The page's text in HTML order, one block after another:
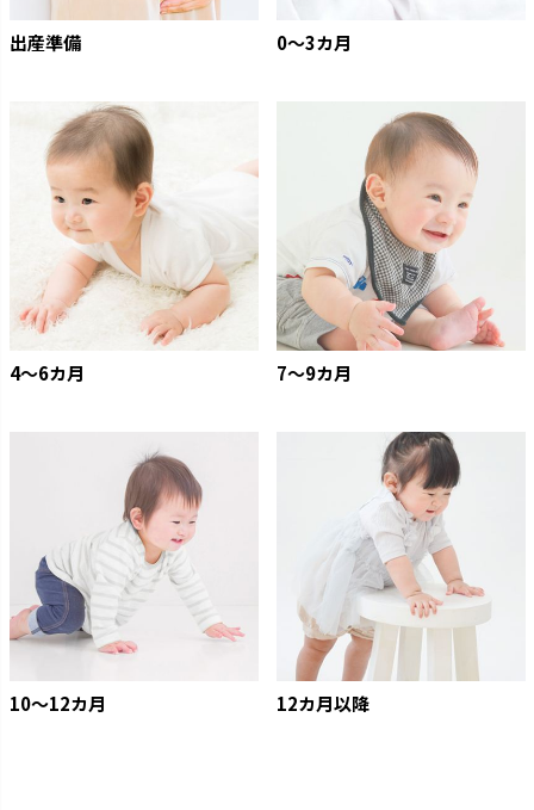
出産準備 0〜3カ月
4〜6カ月 7〜9カ月
10〜12カ月 12カ月以降